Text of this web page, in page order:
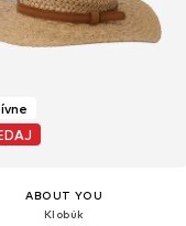
ABOUT YOU
Klobúk